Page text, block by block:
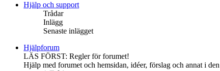
Hjälp och support
Trådar
Inlägg
Senaste inlägget
Hjälpforum
LÄS FÖRST: Regler för forumet!
Hjälp med forumet och hemsidan, idéer, förslag och annat i